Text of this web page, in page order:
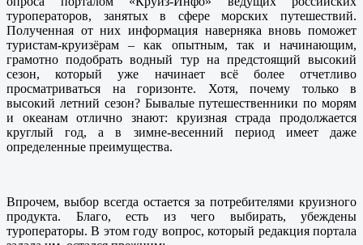
туроператоров, занятых в сфере морских путешествий.
Полученная от них информация наверняка вновь поможет
туристам-круизёрам – как опытным, так и начинающим,
грамотно подобрать водный тур на предстоящий высокий
сезон, который уже начинает всё более отчетливо
просматриваться на горизонте. Хотя, почему только в
высокий летний сезон? Бывалые путешественники по морям
и океанам отлично знают: круизная страда продолжается
круглый год, а в зимне-весенний период имеет даже
определенные преимущества.
Впрочем, выбор всегда остается за потребителями круизного
продукта. Благо, есть из чего выбирать, убеждены
туроператоры. В этом году вопрос, который редакция портала